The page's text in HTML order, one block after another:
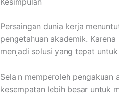
Persaingan dunia kerja
pengetahuan akademik. Karena
menjadi solusi yang tepat
Selain memperoleh pengakuan
kesempatan lebih besar untuk